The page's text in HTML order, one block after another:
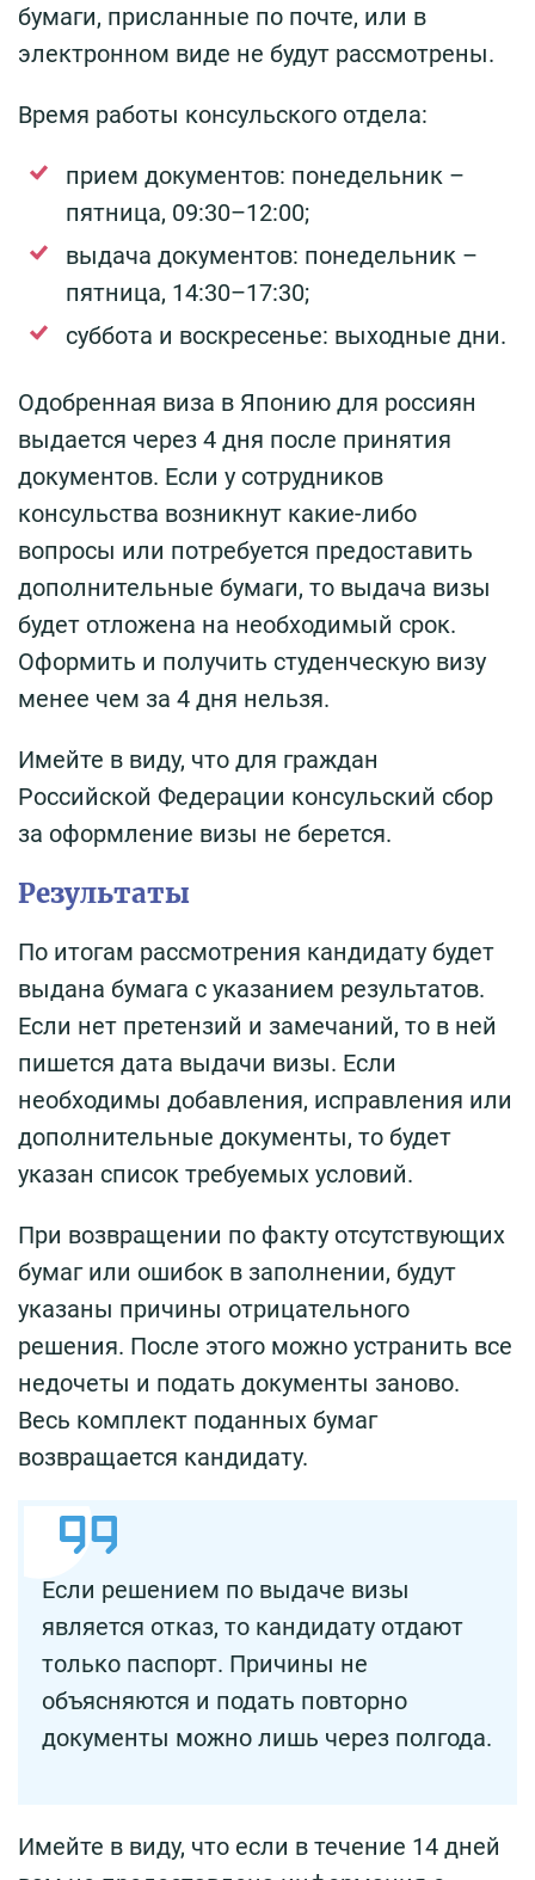
бумаги, присланные по почте, или в
электронном виде не будут рассмотрены.
Время работы консульского отдела:
прием документов: понедельник –
пятница, 09:30–12:00;
выдача документов: понедельник –
пятница, 14:30–17:30;
суббота и воскресенье: выходные дни.
Одобренная виза в Японию для россиян
выдается через 4 дня после принятия
документов. Если у сотрудников
консульства возникнут какие-либо
вопросы или потребуется предоставить
дополнительные бумаги, то выдача визы
будет отложена на необходимый срок.
Оформить и получить студенческую визу
менее чем за 4 дня нельзя.
Имейте в виду, что для граждан
Российской Федерации консульский сбор
за оформление визы не берется.
Результаты
По итогам рассмотрения кандидату будет
выдана бумага с указанием результатов.
Если нет претензий и замечаний, то в ней
пишется дата выдачи визы. Если
необходимы добавления, исправления или
дополнительные документы, то будет
указан список требуемых условий.
При возвращении по факту отсутствующих
бумаг или ошибок в заполнении, будут
указаны причины отрицательного
решения. После этого можно устранить все
недочеты и подать документы заново.
Весь комплект поданных бумаг
возвращается кандидату.
Если решением по выдаче визы
является отказ, то кандидату отдают
только паспорт. Причины не
объясняются и подать повторно
документы можно лишь через полгода.
Имейте в виду, что если в течение 14 дней